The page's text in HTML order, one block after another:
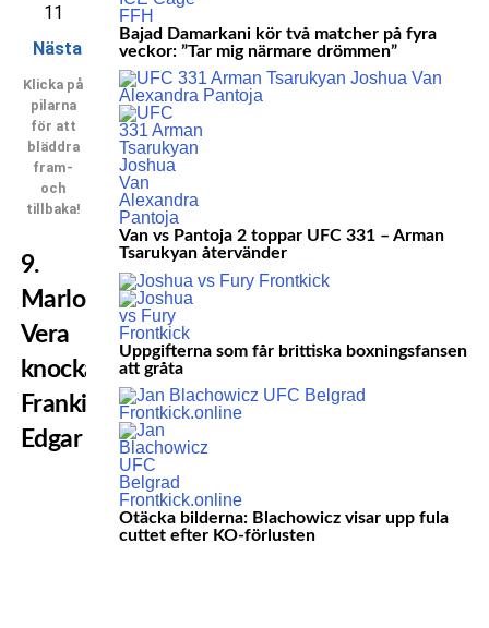
11
Nästa
Klicka på
pilarna
för att
bläddra
fram-
och
tillbaka!
9.
Marlon
Vera
knockar
Frankie
Edgar
Bajad Damarkani kör två matcher på fyra
veckor: ”Tar mig närmare drömmen”
Van vs Pantoja 2 toppar UFC 331 – Arman
Tsarukyan återvänder
Uppgifterna som får brittiska boxningsfansen
att gråta
Otäcka bilderna: Blachowicz visar upp fula
cuttet efter KO-förlusten